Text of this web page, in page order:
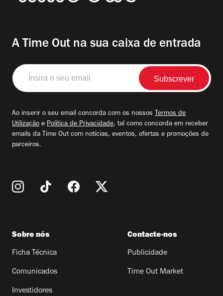
A Time Out na sua caixa de entrada
Insira
o
seu
Ao inserir o seu email concorda com os nossos Termos de
Utilização e Política de Privacidade, tal como concorda em receber
emails da Time Out com notícias, eventos, ofertas e promoções de
parceiros.
Sobre nós
Ficha Técnica
Comunicados
Investidores
Contacte-nos
Publicidade
Time Out Market